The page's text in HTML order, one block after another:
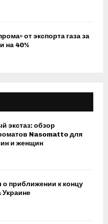
от экспорта газа за
на 40%
экстаз: обзор
Nasomatto для
и женщин
о приближении к концу
Украине